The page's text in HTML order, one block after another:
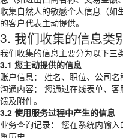
收集自然人的敏感个人信息（如
的客户代表主动提供。
3. 我们收集的信息类
我们收集的信息主要分为以下三类
3.1 您主动提供的信息
账户信息： 姓名、职位、公司名
沟通内容： 您通过在线表单、
馈及附件。
3.2 使用服务过程中产生的信息
业务查询记录： 您在系统内输